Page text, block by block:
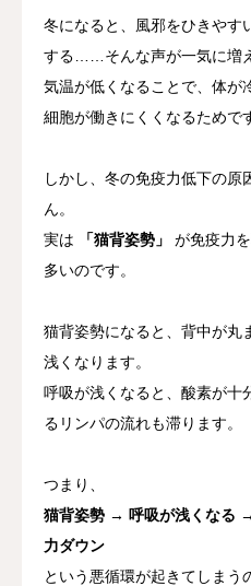
冬になると、風邪をひきやす
する……そんな声が一気に増
気温が低くなることで、体が
細胞が働きにくくなるためで
しかし、冬の免疫力低下の原
ん。
実は
「猫背姿勢」
が免疫力
多いのです。
猫背姿勢になると、背中が丸
浅くなります。
呼吸が浅くなると、酸素が十
るリンパの流れも滞ります。
つまり、
猫背姿勢 → 呼吸が浅くなる
力ダウン
という悪循環が起きてしまう